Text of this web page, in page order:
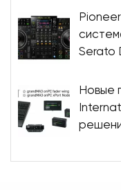
Serato
Новые